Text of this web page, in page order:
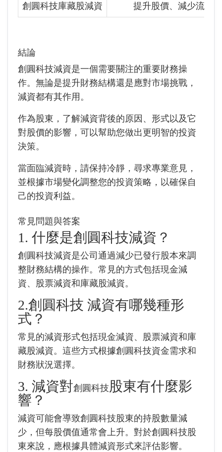
創圓科技庫藏股減資 提升股價、減少流通股
結論
創圓科技減資是一個需要關注的重要財務操
作。無論是提升財務結構還是應對市場挑戰，
減資都有其作用。
作為股東，了解減資背後的原因、形式以及它
對股價的影響，可以幫助您做出更明智的投資
決策。
當面臨減資時，請保持冷靜，尋求專業意見，
並根據市場變化調整您的投資策略，以確保自
己的投資利益。
常見問題與答案
1. 什麼是創圓科技減資？
創圓科技減資是公司通過減少已發行股本來調
整財務結構的操作。常見的方式包括現金減
資、股票減資和庫藏股減資。
2.創圓科技 減資有哪幾種形
式？
常見的減資形式包括現金減資、股票減資和庫
藏股減資。這些方式根據創圓科技資金需求和
財務狀況選擇。
3. 減資對創圓科技 股東有什麼影
響？
減資可能會導致創圓科技股東的持股數量減
少，但每股價值通常會上升。對於創圓科技股
東來說，應根據具體減資形式來評估影響。